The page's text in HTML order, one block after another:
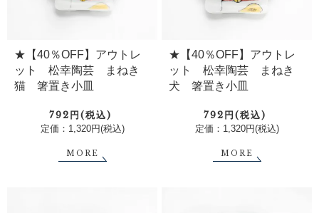
★【40％OFF】アウトレ
ット 松幸陶芸 まねき
猫 箸置き小皿
792円(税込)
定価：1,320円(税込)
MORE
★【40％OFF】アウトレ
ット 松幸陶芸 まねき
犬 箸置き小皿
792円(税込)
定価：1,320円(税込)
MORE